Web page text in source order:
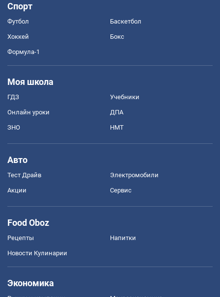
Спорт
Футбол Баскетбол
Хоккей Бокс
Формула-1
Моя школа
ГДЗ Учебники
Онлайн уроки ДПА
ЗНО НМТ
Авто
Тест Драйв Электромобили
Акции Сервис
Food Oboz
Рецепты Напитки
Новости Кулинарии
Экономика